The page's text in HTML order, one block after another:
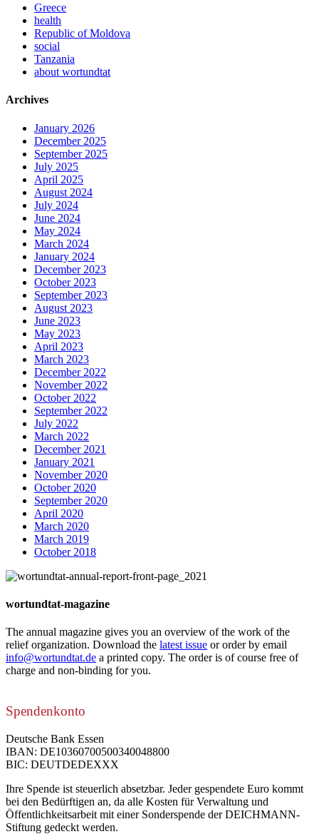
Greece
health
Republic of Moldova
social
Tanzania
about wortundtat
Archives
January 2026
December 2025
September 2025
July 2025
April 2025
August 2024
July 2024
June 2024
May 2024
March 2024
January 2024
December 2023
October 2023
September 2023
August 2023
June 2023
May 2023
April 2023
March 2023
December 2022
November 2022
October 2022
September 2022
July 2022
March 2022
December 2021
January 2021
November 2020
October 2020
September 2020
April 2020
March 2020
March 2019
October 2018
wortundtat-magazine
The annual magazine gives you an overview of the work of the
relief organization. Download the latest issue or order by email
info@wortundtat.de a printed copy. The order is of course free of
charge and non-binding for you.
Spendenkonto
Deutsche Bank Essen
IBAN: DE10360700500340048800
BIC: DEUTDEDEXXX
Ihre Spende ist steuerlich absetzbar. Jeder gespendete Euro kommt
bei den Bedürftigen an, da alle Kosten für Verwaltung und
Öffentlichkeitsarbeit mit einer Sonderspende der DEICHMANN-
Stiftung gedeckt werden.